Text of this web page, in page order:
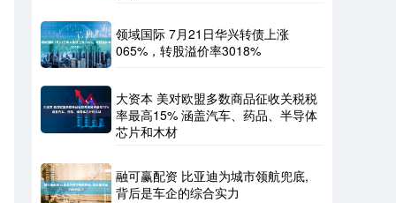
领域国际 7月21日华兴转债上涨
065%，转股溢价率3018%
大资本 美对欧盟多数商品征收关税税
率最高15% 涵盖汽车、药品、半导体
芯片和木材
融可赢配资 比亚迪为城市领航兜底,
背后是车企的综合实力